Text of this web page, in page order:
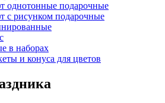
однотонные подарочные
с рисунком подарочные
в наборах
и конуса для цветов